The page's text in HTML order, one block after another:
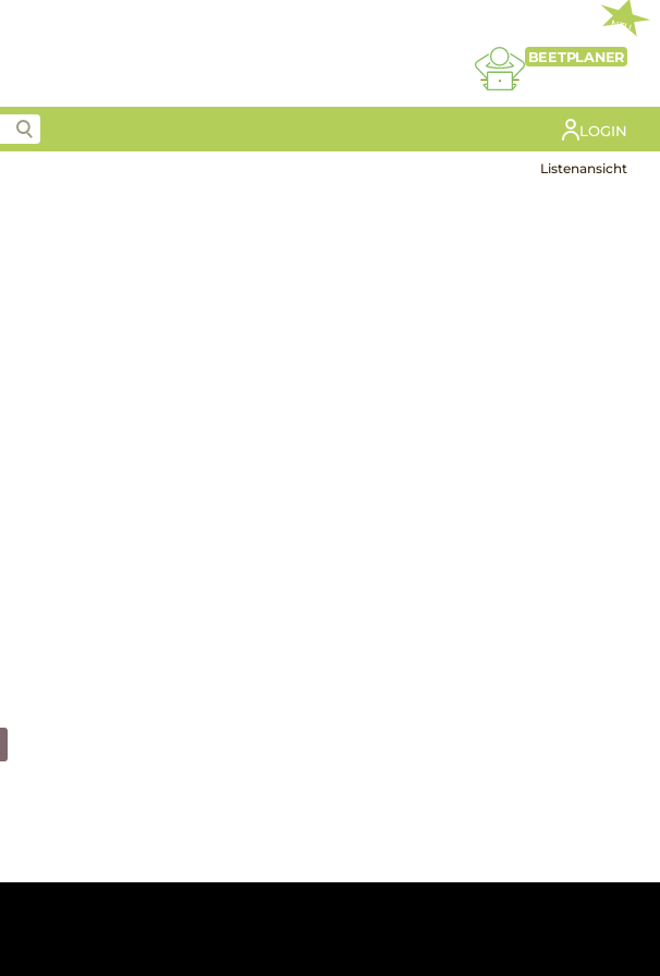
NEU
BEETPLANER
LOGIN
Listenansicht